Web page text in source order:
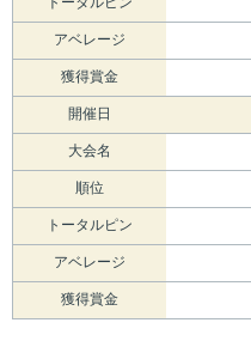
アベレージ
獲得賞金
開催日
大会名
順位
トータルピン
アベレージ
獲得賞金